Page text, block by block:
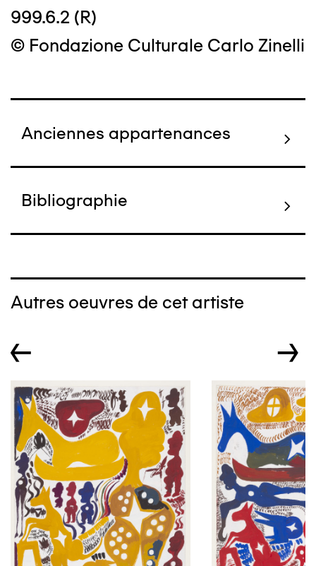
999.6.2 (R)
© Fondazione Culturale Carlo Zinelli
Anciennes appartenances
Bibliographie
Autres oeuvres de cet artiste
← →